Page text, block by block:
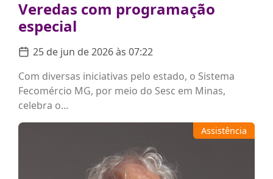
Veredas com programação
especial
25 de jun de 2026 às 07:22
Com diversas iniciativas pelo estado, o Sistema
Fecomércio MG, por meio do Sesc em Minas,
celebra o...
Assistência